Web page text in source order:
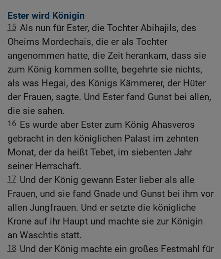
Ester wird Königin
15 Als nun für Ester, die Tochter Abihajils, des
Oheims Mordechais, die er als Tochter
angenommen hatte, die Zeit herankam, dass sie
zum König kommen sollte, begehrte sie nichts,
als was Hegai, des Königs Kämmerer, der Hüter
der Frauen, sagte. Und Ester fand Gunst bei allen,
die sie sahen.
16 Es wurde aber Ester zum König Ahasveros
gebracht in den königlichen Palast im zehnten
Monat, der da heißt Tebet, im siebenten Jahr
seiner Herrschaft.
17 Und der König gewann Ester lieber als alle
Frauen, und sie fand Gnade und Gunst bei ihm vor
allen Jungfrauen. Und er setzte die königliche
Krone auf ihr Haupt und machte sie zur Königin
an Waschtis statt.
18 Und der König machte ein großes Festmahl für